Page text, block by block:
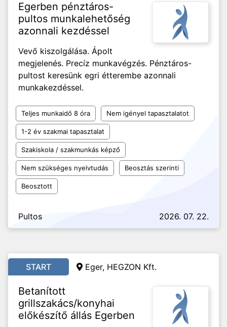
Egerben pénztáros-
pultos munkalehetőség
azonnali kezdéssel
Vevő kiszolgálása. Ápolt
megjelenés. Precíz munkavégzés. Pénztáros-
pultost keresünk egri étterembe azonnali
munkakezdéssel.
Teljes munkaidő 8 óra Nem igényel tapasztalatot
1-2 év szakmai tapasztalat
Szakiskola / szakmunkás képző
Nem szükséges nyelvtudás Beosztás szerinti
Beosztott
Pultos 2026. 07. 22.
START Eger, HEGZON Kft.
Betanított
grillszakács/konyhai
előkészítő állás Egerben